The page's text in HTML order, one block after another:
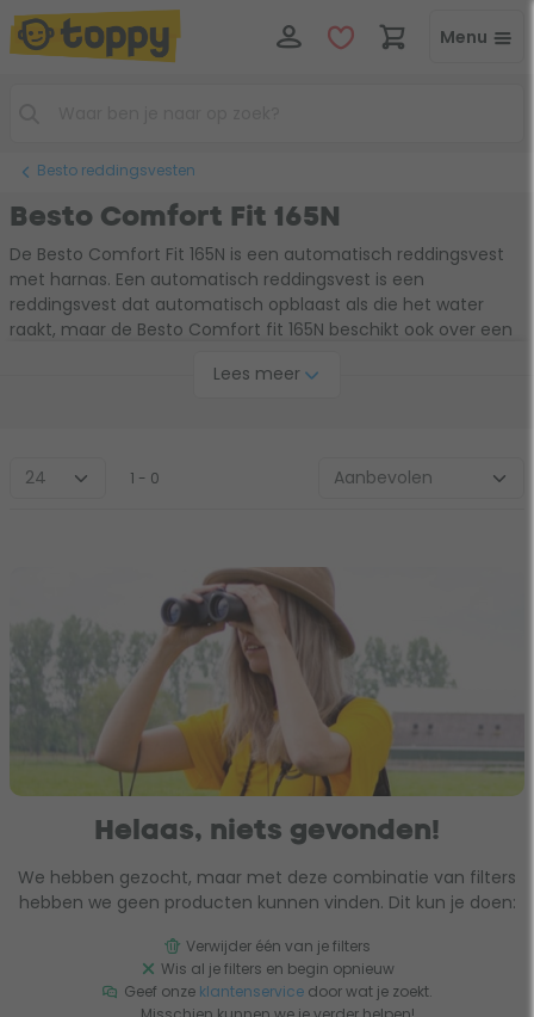
Menu
Besto reddingsvesten
Besto Comfort Fit 165N
De Besto Comfort Fit 165N is een automatisch reddingsvest
met harnas. Een automatisch reddingsvest is een
reddingsvest dat automatisch opblaast als die het water
raakt, maar de Besto Comfort fit 165N beschikt ook over een
reddingsvest op te blazen wanneer het jou uitkomt. De Besto
Lees meer
1 - 0
Helaas, niets gevonden!
We hebben gezocht, maar met deze combinatie van filters
hebben we geen producten kunnen vinden. Dit kun je doen:
Verwijder één van je filters
Wis al je filters en begin opnieuw
Geef onze klantenservicedoor wat je zoekt.